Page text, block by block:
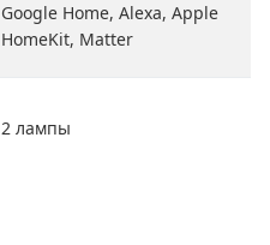
Google Home, Alexa, Apple
HomeKit, Matter
2 лампы